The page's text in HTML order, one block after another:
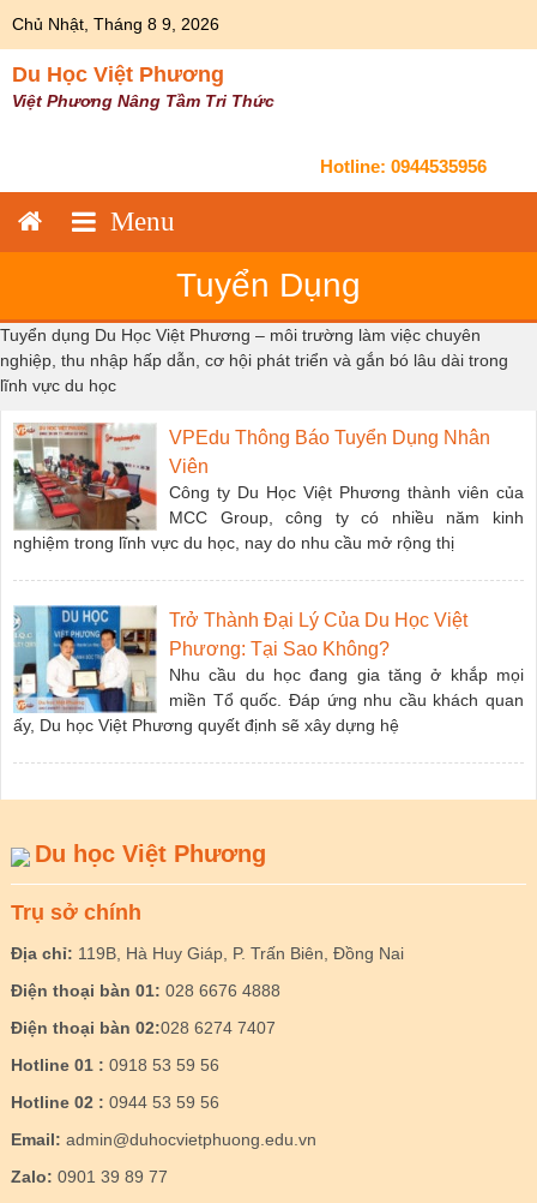
Chủ Nhật, Tháng 8 9, 2026
Du Học Việt Phương
Việt Phương Nâng Tầm Tri Thức
Hotline: 0944535956
Tuyển Dụng
Tuyển dụng Du Học Việt Phương – môi trường làm việc chuyên
nghiệp, thu nhập hấp dẫn, cơ hội phát triển và gắn bó lâu dài trong
lĩnh vực du học
VPEdu Thông Báo Tuyển Dụng Nhân
Viên
Công ty Du Học Việt Phương thành viên của
MCC Group, công ty có nhiều năm kinh
nghiệm trong lĩnh vực du học, nay do nhu cầu mở rộng thị
Trở Thành Đại Lý Của Du Học Việt
Phương: Tại Sao Không?
Nhu cầu du học đang gia tăng ở khắp mọi
miền Tổ quốc. Đáp ứng nhu cầu khách quan
ấy, Du học Việt Phương quyết định sẽ xây dựng hệ
Du học Việt Phương
Trụ sở chính
Địa chỉ: 119B, Hà Huy Giáp, P. Trấn Biên, Đồng Nai
Điện thoại bàn 01: 028 6676 4888
Điện thoại bàn 02:028 6274 7407
Hotline 01 : 0918 53 59 56
Hotline 02 : 0944 53 59 56
Email: admin@duhocvietphuong.edu.vn
Zalo: 0901 39 89 77